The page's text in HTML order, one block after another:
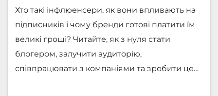
Хто такі інфлюенсери, як вони впливають на
підписників і чому бренди готові платити їм
великі гроші? Читайте, як з нуля стати
блогером, залучити аудиторію,
співпрацювати з компаніями та зробити це…